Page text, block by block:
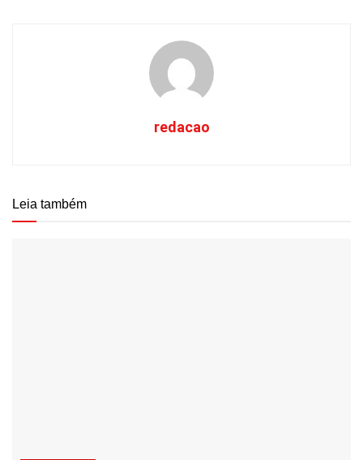
redacao
Leia também